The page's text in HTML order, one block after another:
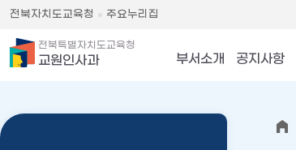
전북자치도교육청 주요누리집
전북특별자치도교육청
교원인사과 부서소개 공지사항